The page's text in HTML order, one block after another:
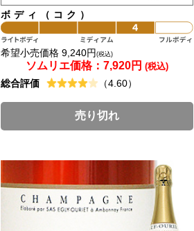
ボディ（コク）
希望小売価格 9,240円 (税込)
ソムリエ価格：7,920円 (税込)
総合評価 （4.60）
売り切れ